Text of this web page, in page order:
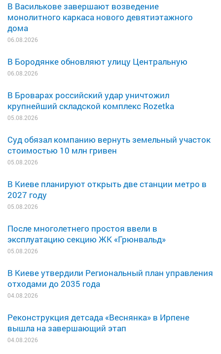
В Василькове завершают возведение
монолитного каркаса нового девятиэтажного
дома
06.08.2026
В Бородянке обновляют улицу Центральную
06.08.2026
В Броварах российский удар уничтожил
крупнейший складской комплекс Rozetka
05.08.2026
Суд обязал компанию вернуть земельный участок
стоимостью 10 млн гривен
05.08.2026
В Киеве планируют открыть две станции метро в
2027 году
05.08.2026
После многолетнего простоя ввели в
эксплуатацию секцию ЖК «Грюнвальд»
05.08.2026
В Киеве утвердили Региональный план управления
отходами до 2035 года
04.08.2026
Реконструкция детсада «Веснянка» в Ирпене
вышла на завершающий этап
04.08.2026